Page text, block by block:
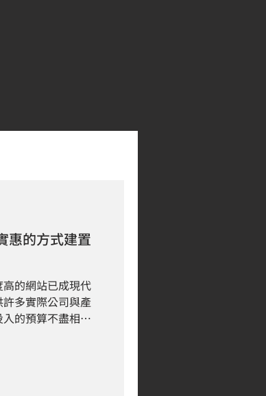
惠的方式建置
的網站已成現代
多實際公司與產
的預算不盡相